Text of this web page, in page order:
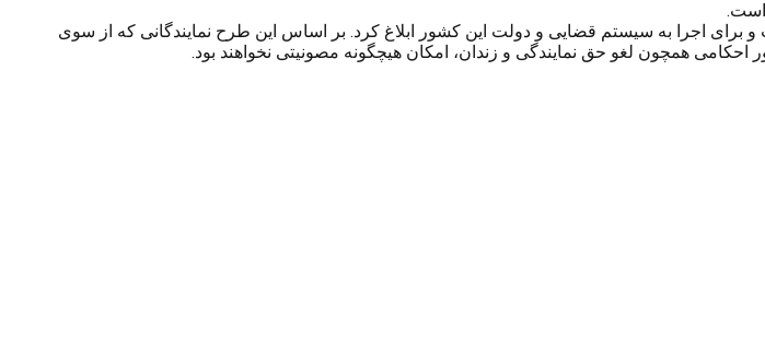
است.
۹۵ طرح لغو مصونیت نمایندگان را با اکثریت ۳۶۷ رای مثبت تصویب و برای اجرا به سیستم قضایی و دولت این کشور ابلاغ کرد. بر اساس این طرح نمایندگانی که از سوی
همچون لغو حق نمایندگی و زندان، امکان هیچگونه مصونیتی نخواهند بود.